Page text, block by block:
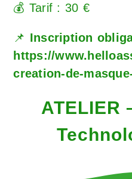
💰 Tarif : 30 €
📌 Inscription
https://
creation-de-
ATELIER